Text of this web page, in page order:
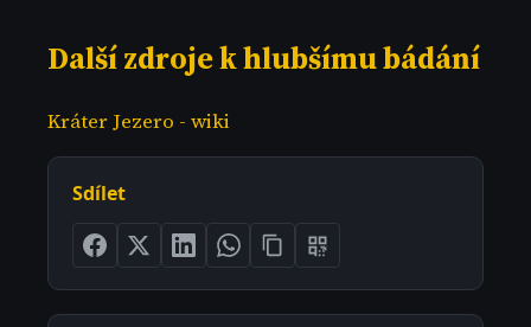
Další zdroje k hlubšímu bádání
Kráter Jezero - wiki
Sdílet